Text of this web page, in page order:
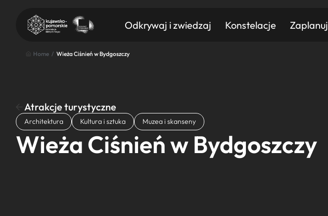
Odkrywaj i zwiedzaj Konstelacje Zaplanuj
Znajdź atrakcję
Nazwa atrakcji
Home / Wieża Ciśnień w Bydgoszczy
Atrakcje turystyczne
Architektura Kultura i sztuka Muzea i skanseny
Wieża Ciśnień w Bydgoszczy